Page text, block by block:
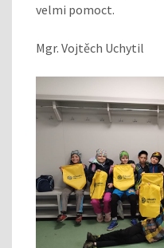
velmi pomoct.
Mgr. Vojtěch Uchytil